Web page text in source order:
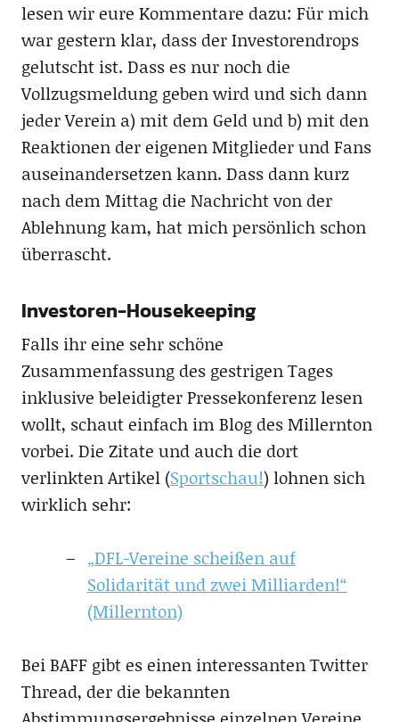
lesen wir eure Kommentare dazu: Für mich
war gestern klar, dass der Investorendrops
gelutscht ist. Dass es nur noch die
Vollzugsmeldung geben wird und sich dann
jeder Verein a) mit dem Geld und b) mit den
Reaktionen der eigenen Mitglieder und Fans
auseinandersetzen kann. Dass dann kurz
nach dem Mittag die Nachricht von der
Ablehnung kam, hat mich persönlich schon
überrascht.
Investoren-Housekeeping
Falls ihr eine sehr schöne
Zusammenfassung des gestrigen Tages
inklusive beleidigter Pressekonferenz lesen
wollt, schaut einfach im Blog des Millernton
vorbei. Die Zitate und auch die dort
verlinkten Artikel (Sportschau!) lohnen sich
wirklich sehr:
„DFL-Vereine scheißen auf
Solidarität und zwei Milliarden!“
(Millernton)
Bei BAFF gibt es einen interessanten Twitter
Thread, der die bekannten